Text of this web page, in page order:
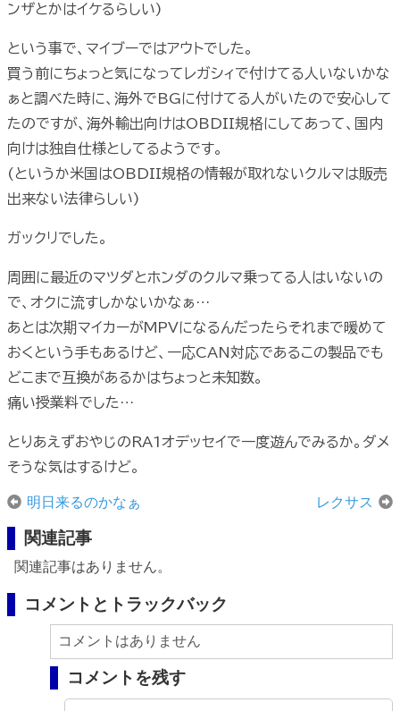
ンザとかはイケるらしい)
という事で、マイブーではアウトでした。
買う前にちょっと気になってレガシィで付けてる人いないかな
ぁと調べた時に、海外でBGに付けてる人がいたので安心して
たのですが、海外輸出向けはOBDII規格にしてあって、国内
向けは独自仕様としてるようです。
(というか米国はOBDII規格の情報が取れないクルマは販売
出来ない法律らしい)
ガックリでした。
周囲に最近のマツダとホンダのクルマ乗ってる人はいないの
で、オクに流すしかないかなぁ…
あとは次期マイカーがMPVになるんだったらそれまで暖めて
おくという手もあるけど、一応CAN対応であるこの製品でも
どこまで互換があるかはちょっと未知数。
痛い授業料でした…
とりあえずおやじのRA1オデッセイで一度遊んでみるか。ダメ
そうな気はするけど。
明日来るのかなぁ レクサス
関連記事
関連記事はありません。
コメントとトラックバック
コメントはありません
コメントを残す